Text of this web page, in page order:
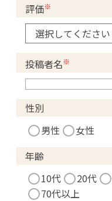
評価※
投稿者名※
性別
男性
女性
年齢
10代
20代
70代以上